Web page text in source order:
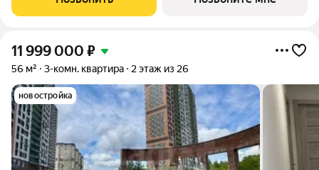
15,85/9,48/12,72 м обеспечивают комфортное
11 999 000 ₽
56 м² 3-комн. квартира 2 этаж из 26
новостройка